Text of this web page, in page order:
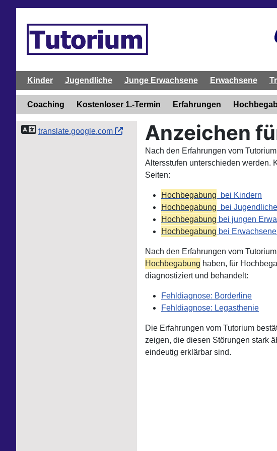
Kinder Jugendliche Junge Erwachsene Erwachsene
Coaching Kostenloser 1.-Termin Erfahrungen
Anzeichen
Nach den Erfahrungen vom
Altersstufen unterschieden werden.
Seiten:
Hochbegabung bei Kindern
Hochbegabung bei
Hochbegabung bei jungen
Hochbegabung bei
Nach den Erfahrungen vom
Hochbegabung haben, für
diagnostiziert und behandelt:
Fehldiagnose: Borderline
Fehldiagnose: Legasthenie
Die Erfahrungen vom Tutorium
zeigen, die diesen Störungen stark
eindeutig erklärbar sind.
translate.google.com